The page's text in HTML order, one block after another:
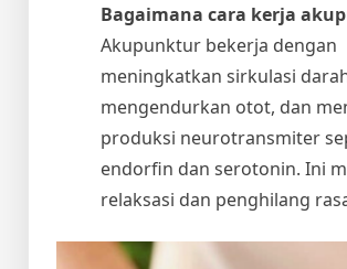
Bagaimana cara kerja
Akupunktur bekerja dengan
meningkatkan sirkulasi
mengendurkan otot, dan
produksi neurotransmiter
endorfin dan serotonin. Ini
relaksasi dan penghilang